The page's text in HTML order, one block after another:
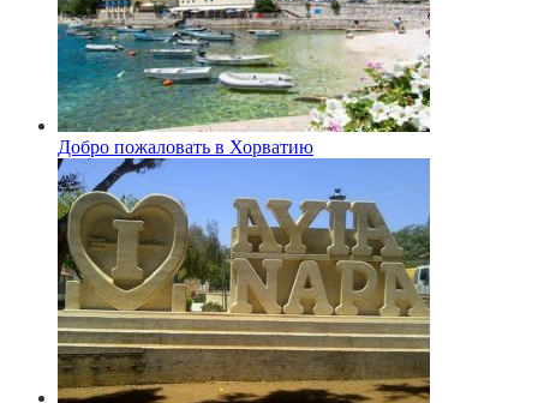
Добро пожаловать в Хорватию